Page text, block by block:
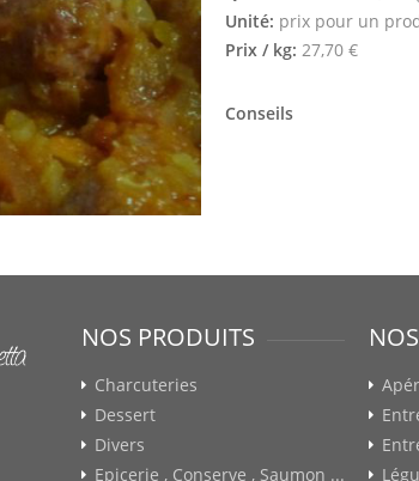
Unité: prix pour un
Prix / kg: 27,70 €
Conseils
NOS PRODUITS
Charcuteries
Dessert
Divers
Epicerie , Conserve , Saumon ...